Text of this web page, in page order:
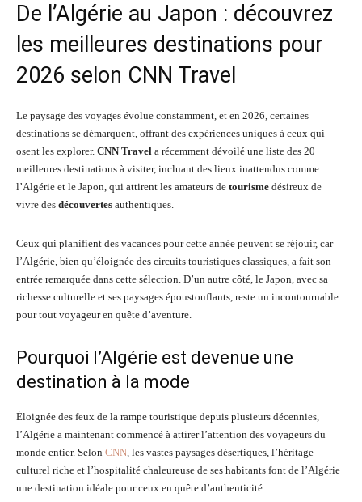
De l’Algérie au Japon : découvrez
les meilleures destinations pour
2026 selon CNN Travel
Le paysage des voyages évolue constamment, et en 2026, certaines
destinations se démarquent, offrant des expériences uniques à ceux qui
osent les explorer. CNN Travel a récemment dévoilé une liste des 20
meilleures destinations à visiter, incluant des lieux inattendus comme
l’Algérie et le Japon, qui attirent les amateurs de tourisme désireux de
vivre des découvertes authentiques.
Ceux qui planifient des vacances pour cette année peuvent se réjouir, car
l’Algérie, bien qu’éloignée des circuits touristiques classiques, a fait son
entrée remarquée dans cette sélection. D’un autre côté, le Japon, avec sa
richesse culturelle et ses paysages époustouflants, reste un incontournable
pour tout voyageur en quête d’aventure.
Pourquoi l’Algérie est devenue une
destination à la mode
Éloignée des feux de la rampe touristique depuis plusieurs décennies,
l’Algérie a maintenant commencé à attirer l’attention des voyageurs du
monde entier. Selon CNN, les vastes paysages désertiques, l’héritage
culturel riche et l’hospitalité chaleureuse de ses habitants font de l’Algérie
une destination idéale pour ceux en quête d’authenticité.